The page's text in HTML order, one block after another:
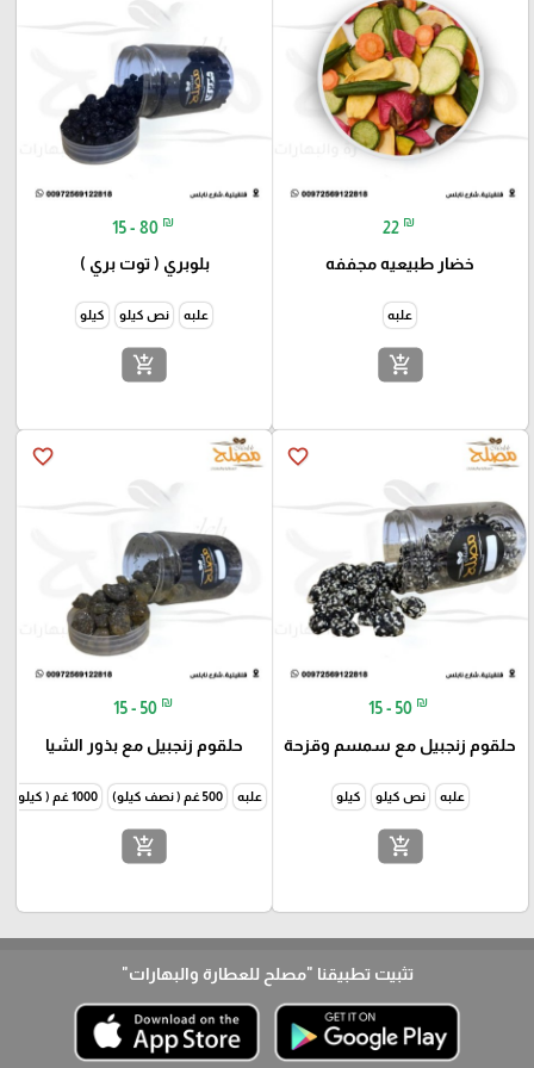
22 ₪
خضار طبيعيه مجففه
علبه
add_shopping_cart
15 - 80 ₪
بلوبري ( توت بري )
علبه نص كيلو كيلو
add_shopping_cart
favorite_border
15 - 50 ₪
حلقوم زنجبيل مع سمسم وقزحة
علبه نص كيلو كيلو
add_shopping_cart
favorite_border
15 - 50 ₪
حلقوم زنجبيل مع بذور الشيا
علبه 500 غم ( نصف كيلو) 1000 غم ( كيلو )
add_shopping_cart
تثبيت تطبيقنا "مصلح للعطارة والبهارات"